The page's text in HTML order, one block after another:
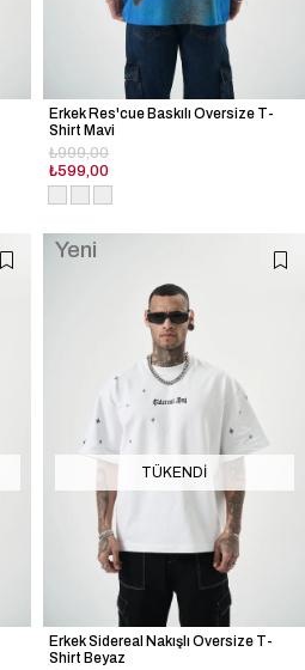
Erkek Res'cue Baskılı Oversize T-
Shirt Mavi
₺599,00
₺999,00
TÜKENDI
Erkek Sidereal Nakışlı Oversize T-
Shirt Beyaz
Yeni